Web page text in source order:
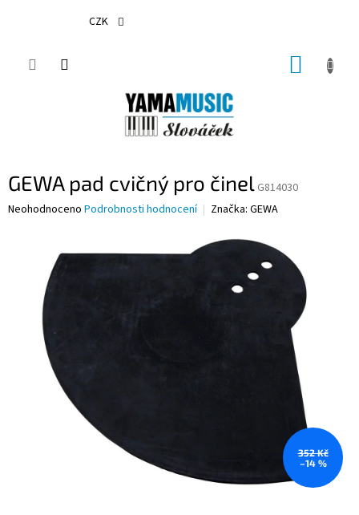
CZK
GEWA pad cvičný pro činel G814030
Průměrné
hvězdiček.
Neohodnoceno Podrobnosti hodnocení Značka: GEWA
352 Kč
–14 %